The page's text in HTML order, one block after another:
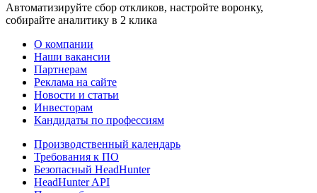
Автоматизируйте сбор откликов, настройте воронку,
собирайте аналитику в 2 клика
О компании
Наши вакансии
Партнерам
Реклама на сайте
Новости и статьи
Инвесторам
Кандидаты по профессиям
Производственный календарь
Требования к ПО
Безопасный HeadHunter
HeadHunter API